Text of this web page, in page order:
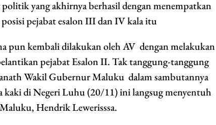
yang akhirnya berhasil dengan menempatkan
pejabat esalon III dan IV kala itu
pun kembali dilakukan oleh AV dengan melakukan
pejabat Esalon II. Tak tanggung-tanggung
Wakil Gubernur Maluku dalam sambutannya
kaki di Negeri Luhu (20/11) ini langsug menyentuh
Hendrik Lewerisssa.